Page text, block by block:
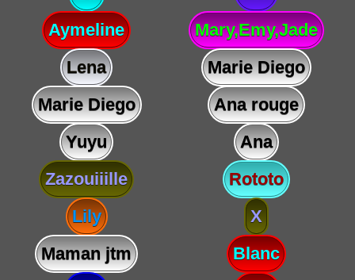
Aymeline
Mary,Emy,Jade
Lena
Marie Diego
Marie Diego
Ana rouge
Yuyu
Ana
Zazouiiille
Rototo
Lily
X
Maman jtm
Blanc